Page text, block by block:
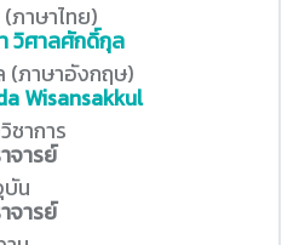
าษาไทย)
วิศาลศักดิ์กุล
(ภาษาอังกฤษ)
Wisansakkul
ชาการ
จารย์
น
จารย์